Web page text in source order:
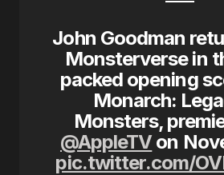
John Goodman
Monsterverse in
packed opening
Monarch:
Monsters,
@AppleTVon
pic.twitter.com/